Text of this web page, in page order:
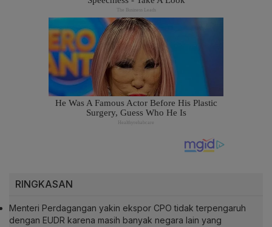
RINGKASAN
Menteri Perdagangan yakin ekspor CPO tidak terpengaruh
dengan EUDR karena masih banyak negara lain yang